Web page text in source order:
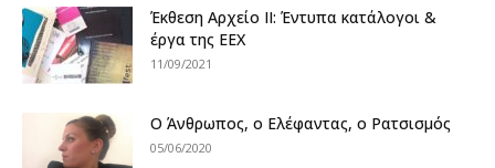
Έκθεση Αρχείο II: Έντυπα κατάλογοι &
έργα της ΕΕΧ
11/09/2021
Ο Άνθρωπος, ο Ελέφαντας, ο Ρατσισμός
05/06/2020